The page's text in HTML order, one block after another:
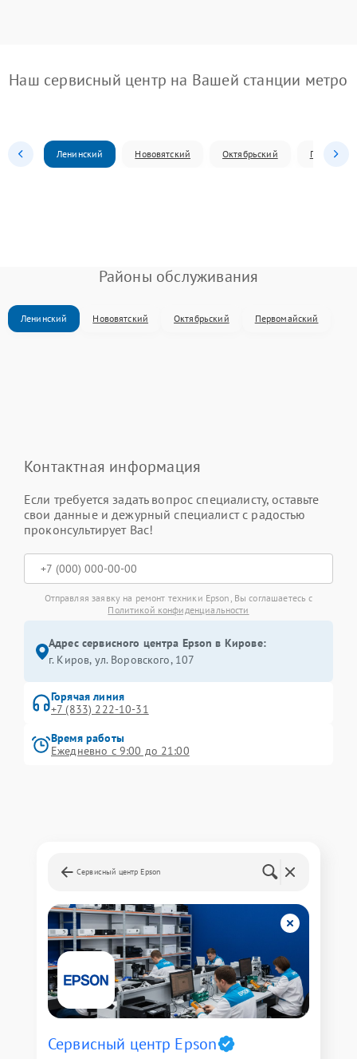
Наш сервисный центр на Вашей станции метро
Ленинский Нововятский Октябрьский
Районы обслуживания
Ленинский Нововятский Октябрьский Первомайский
Контактная информация
Если требуется задать вопрос специалисту, оставьте
свои данные и дежурный специалист с радостью
проконсультирует Вас!
Отправляя заявку на ремонт техники Epson, Вы соглашаетесь с
Политикой конфиденциальности
Адрес сервисного центра Epson в Кирове:
г. Киров, ул. Воровского, 107
Горячая линия
+7 (833) 222-10-31
Время работы
Ежедневно с 9:00 до 21:00
Сервисный центр Epson
Сервисный центр Epson